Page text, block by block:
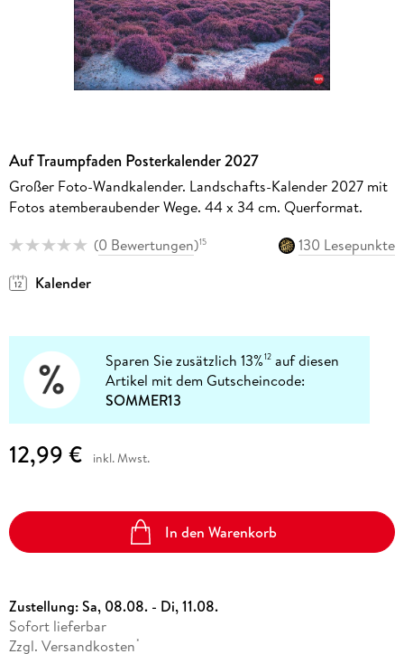
Auf Traumpfaden Posterkalender 2027
Großer Foto-Wandkalender. Landschafts-Kalender 2027 mit
Fotos atemberaubender Wege. 44 x 34 cm. Querformat.
(0 Bewertungen)15
130 Lesepunkte
Kalender
Sparen Sie zusätzlich 13%12 auf diesen
Artikel mit dem Gutscheincode:
SOMMER13
12,99 € inkl. Mwst.
In den Warenkorb
Zustellung:Sa, 08.08. - Di, 11.08.
Sofort lieferbar
Zzgl. Versandkosten *